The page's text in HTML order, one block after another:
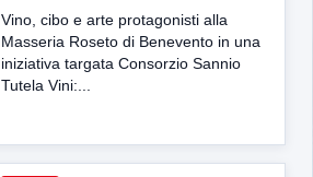
Vino, cibo e arte protagonisti alla
Masseria Roseto di Benevento in una
iniziativa targata Consorzio Sannio
Tutela Vini:...